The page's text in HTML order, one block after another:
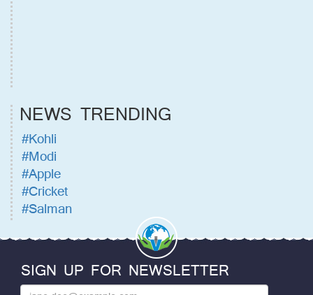
NEWS TRENDING
#Kohli
#Modi
#Apple
#Cricket
#Salman
SIGN UP FOR NEWSLETTER